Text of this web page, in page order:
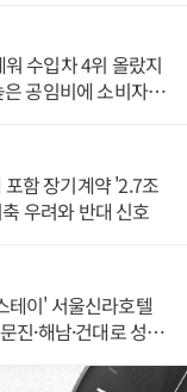
수입차 4위 올랐지
공임비에 소비자
함 장기계약 '2.7조
우려와 반대 신호
테이' 서울신라호텔
진·해남·건대로 성